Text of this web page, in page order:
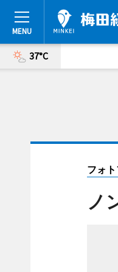
37°C
フォ
ノ